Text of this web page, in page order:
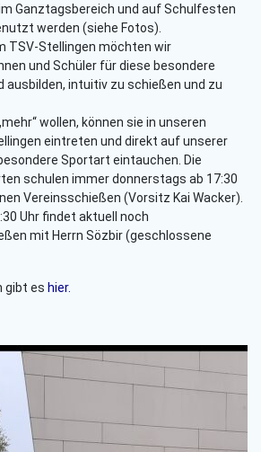
Ganztagsbereich und auf Schulfesten
werden (siehe Fotos).
TSV-Stellingen möchten wir
und Schüler für diese besondere
ausbilden, intuitiv zu schießen und zu
wollen, können sie in unseren
eintreten und direkt auf unserer
Sportart eintauchen. Die
schulen immer donnerstags ab 17:30
Vereinsschießen (Vorsitz Kai Wacker).
Uhr findet aktuell noch
mit Herrn Sözbir (geschlossene
gibt es hier.